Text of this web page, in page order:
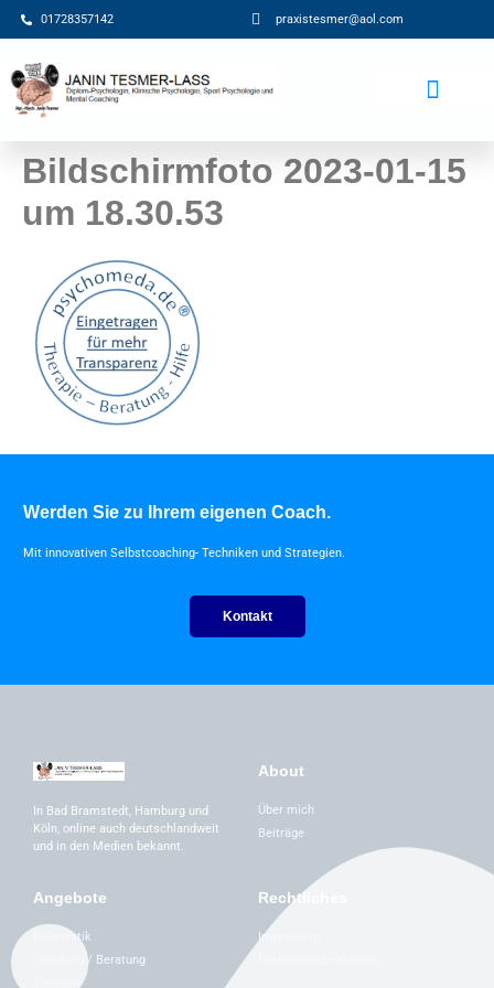
01728357142 praxistesmer@aol.com​
Bildschirmfoto 2023-01-15
um 18.30.53
Werden Sie zu Ihrem eigenen Coach.
Mit innovativen Selbstcoaching- Techniken und Strategien.
Kontakt
In Bad Bramstedt, Hamburg und
Köln, online auch deutschlandweit
und in den Medien bekannt.
About
Über mich
Beiträge
Angebote
Diagnostik
Coaching / Beratung
Therapie
Rechtliches
Impressum